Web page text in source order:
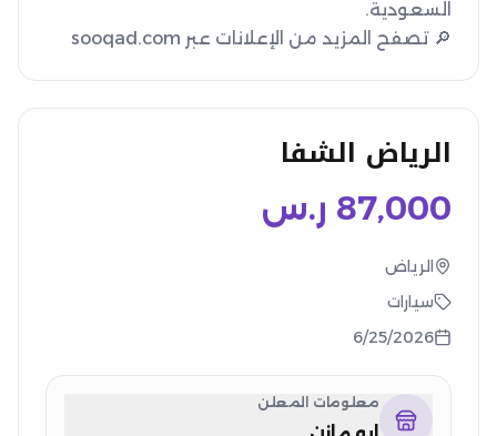
🔎 تصفح المزيد من الإعلانات عبر sooqad.com
الرياض الشفا
87,000 ر.س
الرياض
سيارات
6/25/2026
معلومات المعلن